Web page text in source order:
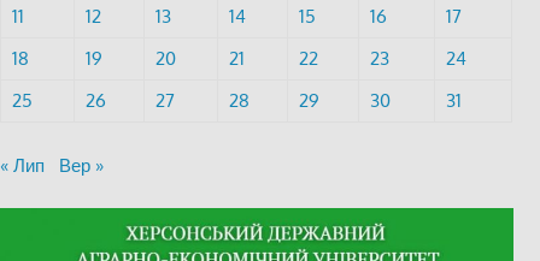
11
12 13 14 15 16
17
18
19 20 21 22 23
24
25
26 27 28 29 30 31
« Лип Вер »